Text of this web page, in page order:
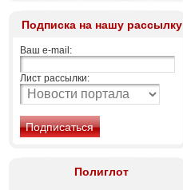
Подписка на нашу рассылку
Ваш e-mail:
Лист рассылки:
Полиглот